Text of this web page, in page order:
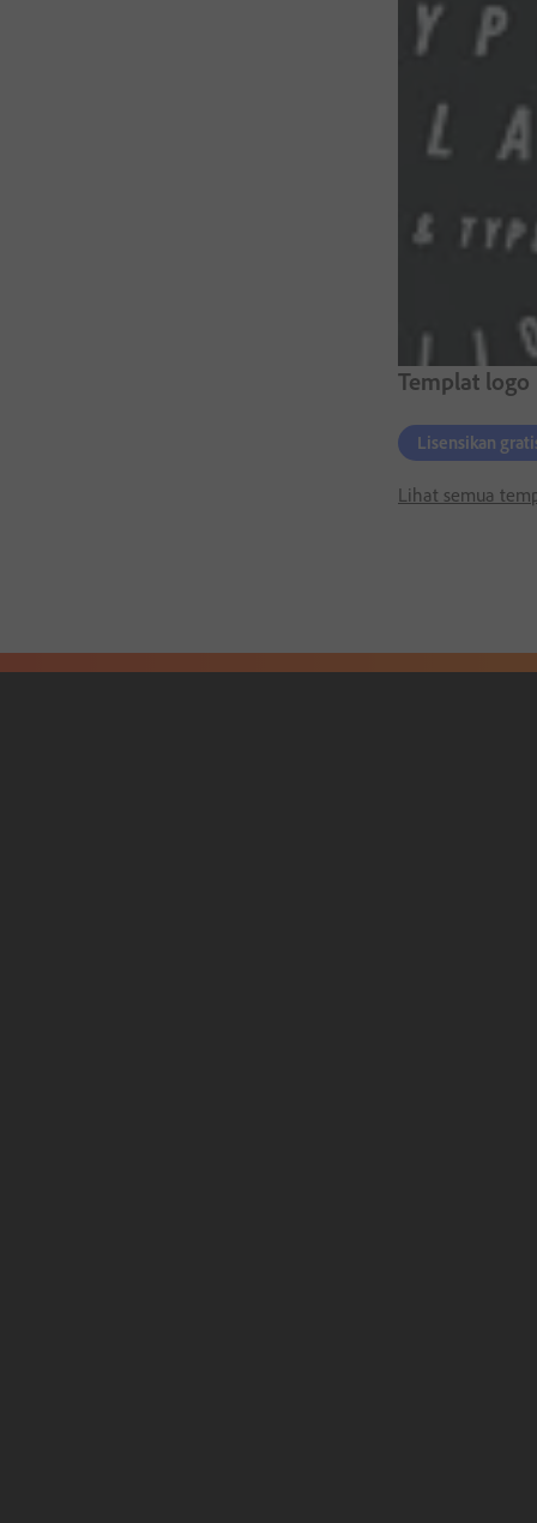
Templat logo
Lisensikan
Lihat semua